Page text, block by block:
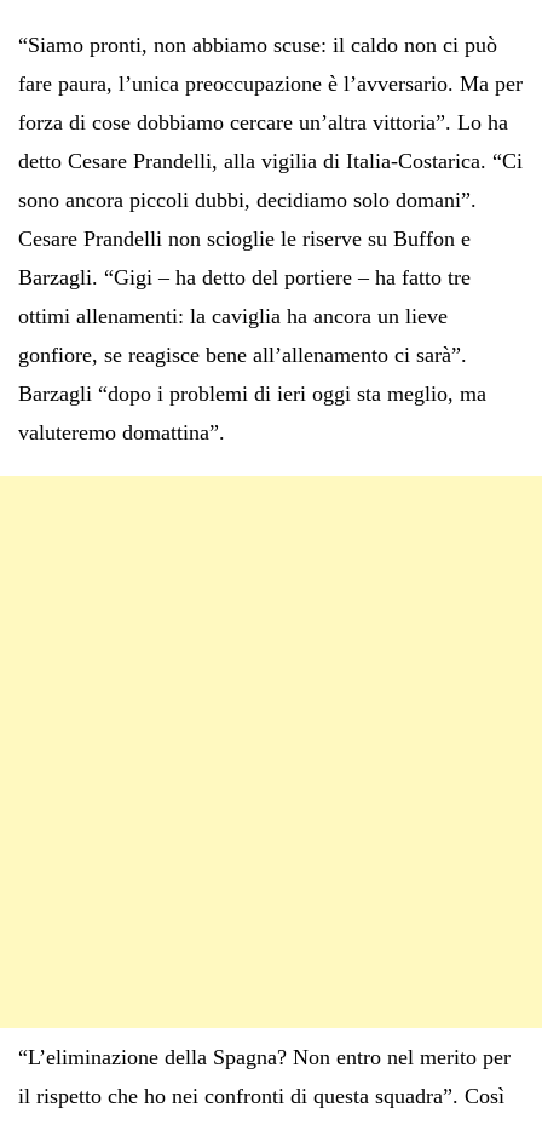
“Siamo pronti, non abbiamo scuse: il caldo non ci può
fare paura, l’unica preoccupazione è l’avversario. Ma per
forza di cose dobbiamo cercare un’altra vittoria”. Lo ha
detto Cesare Prandelli, alla vigilia di Italia-Costarica. “Ci
sono ancora piccoli dubbi, decidiamo solo domani”.
Cesare Prandelli non scioglie le riserve su Buffon e
Barzagli. “Gigi – ha detto del portiere – ha fatto tre
ottimi allenamenti: la caviglia ha ancora un lieve
gonfiore, se reagisce bene all’allenamento ci sarà”.
Barzagli “dopo i problemi di ieri oggi sta meglio, ma
valuteremo domattina”.
“L’eliminazione della Spagna? Non entro nel merito per
il rispetto che ho nei confronti di questa squadra”. Così